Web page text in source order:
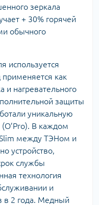
зеркала
+ 30% горячей
обычного
используется
как
и нагревательного
защиты
уникальную
В каждом
Slim между ТЭНом и
устройство,
службы
технология
и
в 2 года. Медный